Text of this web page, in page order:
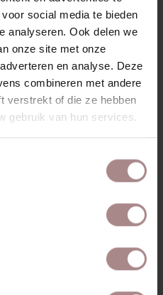
social media te bieden
analyseren. Ook delen we
onze site met onze
en analyse. Deze
combineren met andere
verstrekt of die ze hebben
gebruik van hun services.
beuken, eiken, eiken
en functioneel tv